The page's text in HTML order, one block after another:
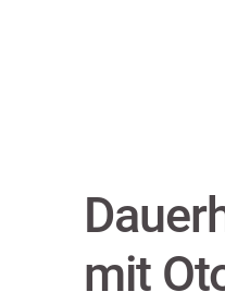
mit